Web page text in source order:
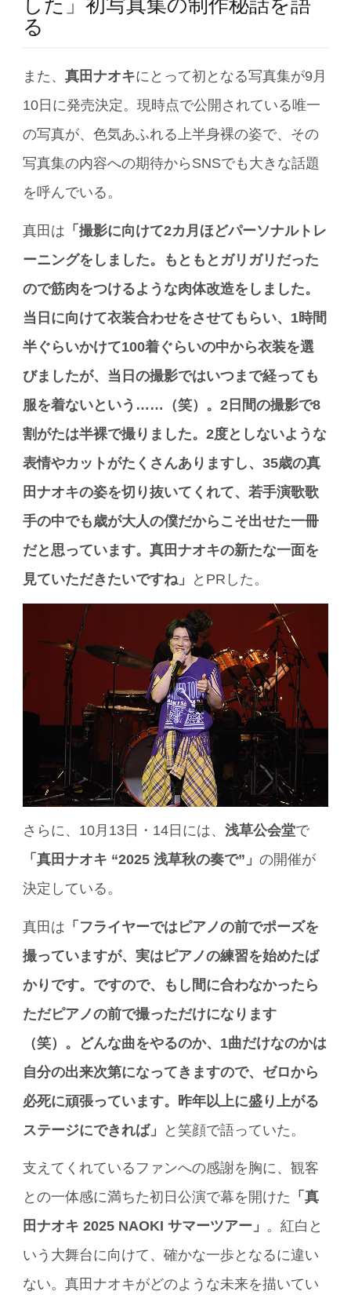
した」初写真集の制作秘話を語
る
また、真田ナオキにとって初となる写真集が9月
10日に発売決定。現時点で公開されている唯一
の写真が、色気あふれる上半身裸の姿で、その
写真集の内容への期待からSNSでも大きな話題
を呼んでいる。
真田は 「撮影に向けて2カ月ほどパーソナルトレ
ーニングをしました。もともとガリガリだった
ので筋肉をつけるような肉体改造をしました。
当日に向けて衣装合わせをさせてもらい、1時間
半ぐらいかけて100着ぐらいの中から衣装を選
びましたが、当日の撮影ではいつまで経っても
服を着ないという……（笑）。2日間の撮影で8
割がたは半裸で撮りました。2度としないような
表情やカットがたくさんありますし、35歳の真
田ナオキの姿を切り抜いてくれて、若手演歌歌
手の中でも歳が大人の僕だからこそ出せた一冊
だと思っています。真田ナオキの新たな一面を
見ていただきたいですね」
とPRした。
さらに、10月13日・14日には、浅草公会堂で
「真田ナオキ “2025 浅草秋の奏で”」の開催が
決定している。
真田は 「フライヤーではピアノの前でポーズを
撮っていますが、実はピアノの練習を始めたば
かりです。ですので、もし間に合わなかったら
ただピアノの前で撮っただけになります
（笑）。どんな曲をやるのか、1曲だけなのかは
自分の出来次第になってきますので、ゼロから
必死に頑張っています。昨年以上に盛り上がる
ステージにできれば」
と笑顔で語っていた。
支えてくれているファンへの感謝を胸に、観客
との一体感に満ちた初日公演で幕を開けた 「真
田ナオキ 2025 NAOKI サマーツアー」 。紅白と
いう大舞台に向けて、確かな一歩となるに違い
ない。真田ナオキがどのような未来を描いてい